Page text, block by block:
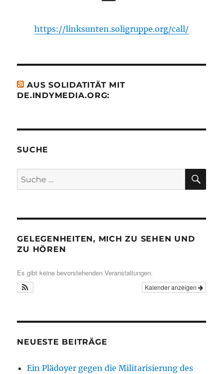
https://linksunten.soligruppe.org/call/
AUS SOLIDATITÄT MIT
DE.INDYMEDIA.ORG:
SUCHE
Suche
nach:
GELEGENHEITEN, MICH ZU SEHEN UND
ZU HÖREN
Es gibt keine bevorstehenden Veranstaltungen.
Kalender anzeigen
NEUESTE BEITRÄGE
Ein Plädoyer gegen die Militarisierung des